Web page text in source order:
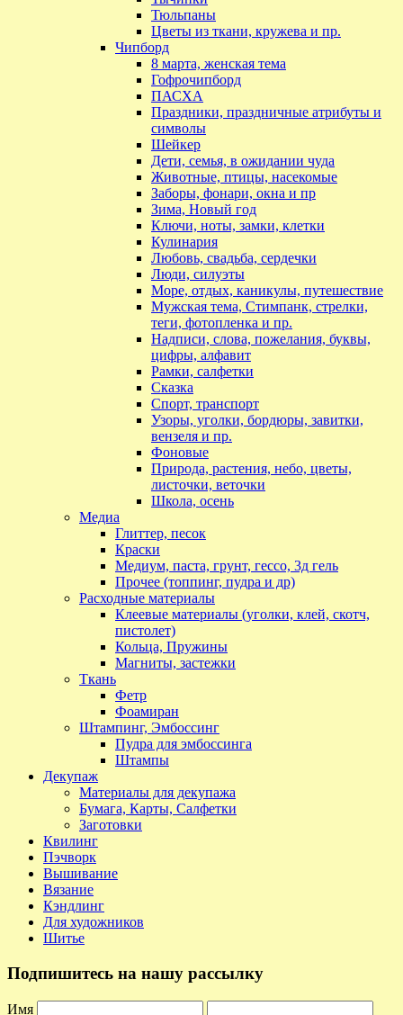
Тюльпаны
Цветы из ткани, кружева и пр.
Чипборд
8 марта, женская тема
Гофрочипборд
ПАСХА
Праздники, праздничные атрибуты и
символы
Шейкер
Дети, семья, в ожидании чуда
Животные, птицы, насекомые
Заборы, фонари, окна и пр
Зима, Новый год
Ключи, ноты, замки, клетки
Кулинария
Любовь, свадьба, сердечки
Люди, силуэты
Море, отдых, каникулы, путешествие
Мужская тема, Стимпанк, стрелки,
теги, фотопленка и пр.
Надписи, слова, пожелания, буквы,
цифры, алфавит
Рамки, салфетки
Сказка
Спорт, транспорт
Узоры, уголки, бордюры, завитки,
вензеля и пр.
Фоновые
Природа, растения, небо, цветы,
листочки, веточки
Школа, осень
Медиа
Глиттер, песок
Краски
Медиум, паста, грунт, гессо, 3д гель
Прочее (топпинг, пудра и др)
Расходные материалы
Клеевые материалы (уголки, клей, скотч,
пистолет)
Кольца, Пружины
Магниты, застежки
Ткань
Фетр
Фоамиран
Штампинг, Эмбоссинг
Пудра для эмбоссинга
Штампы
Декупаж
Материалы для декупажа
Бумага, Карты, Салфетки
Заготовки
Квилинг
Пэчворк
Вышивание
Вязание
Кэндлинг
Для художников
Шитье
Подпишитесь на нашу рассылку
Имя